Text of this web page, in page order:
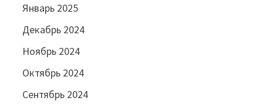
Январь 2025
Декабрь 2024
Ноябрь 2024
Октябрь 2024
Сентябрь 2024